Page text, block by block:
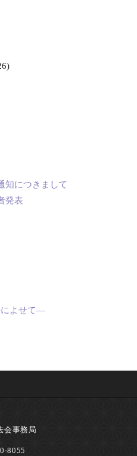
につきまして
発表
によせて―
会事務局
8055